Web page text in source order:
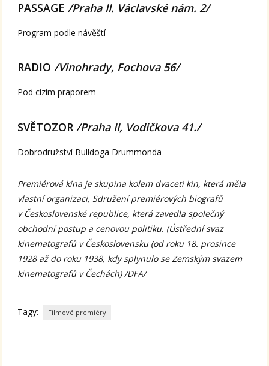
PASSAGE/Praha II. Václavské nám. 2/
Program podle návěští
RADIO/Vinohrady, Fochova 56/
Pod cizím praporem
SVĚTOZOR /Praha II, Vodičkova 41./
Dobrodružství Bulldoga Drummonda
Premiérová kina je skupina kolem dvaceti kin, která měla
vlastní organizaci, Sdružení premiérových biografů
v Československé republice, která zavedla společný
obchodní postup a cenovou politiku. (Ústřední svaz
kinematografů v Československu (od roku 18. prosince
1928 až do roku 1938, kdy splynulo se Zemským svazem
kinematografů v Čechách) /DFA/
Tagy: Filmové premiéry